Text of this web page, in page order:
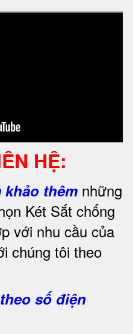
HỆ:
khảo thêm những
Két Sắt chống
với nhu cầu của
chúng tôi theo
số điện